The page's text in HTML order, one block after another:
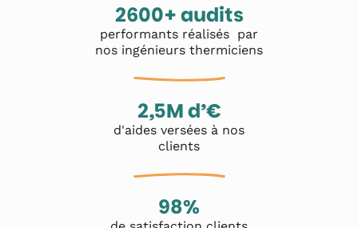
2600+ audits
performants réalisés par
nos ingénieurs thermiciens
2,5M d’€
d'aides versées à nos
clients
98%